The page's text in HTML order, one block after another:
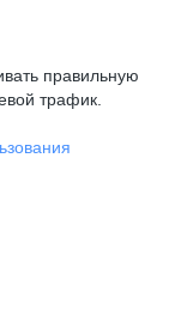
правильную
трафик.